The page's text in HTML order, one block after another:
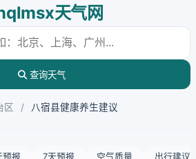
天气网
查询天气
区 / 八宿县健康养生建议
预报 7天预报 空气质量 出行建议